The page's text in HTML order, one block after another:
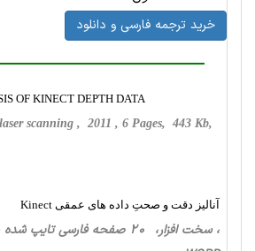
خرید ترجمه فارسی و دانلود
OF KINECT DEPTH DATA
scanning , 2011 , 6 Pages, 443 Kb,
آنالیز دقت و صحتِ داده های عمقی Kinect